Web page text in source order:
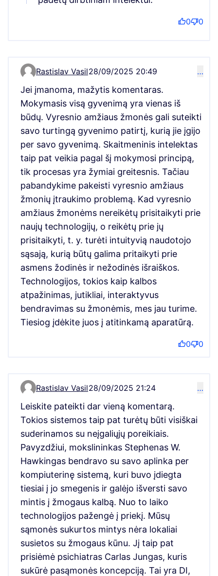
0 0
Comment 15874
Rastislav Vasil28/09/2025 20:49 …
Jei įmanoma, mažytis komentaras.
Mokymasis visą gyvenimą yra vienas iš
būdų. Vyresnio amžiaus žmonės gali suteikti
savo turtingą gyvenimo patirtį, kurią jie įgijo
per savo gyvenimą. Skaitmeninis intelektas
taip pat veikia pagal šį mokymosi principą,
tik procesas yra žymiai greitesnis. Tačiau
pabandykime pakeisti vyresnio amžiaus
žmonių įtraukimo problemą. Kad vyresnio
amžiaus žmonėms nereikėtų prisitaikyti prie
naujų technologijų, o reikėtų prie jų
prisitaikyti, t. y. turėti intuityvią naudotojo
sąsają, kurią būtų galima pritaikyti prie
asmens žodinės ir nežodinės išraiškos.
Technologijos, tokios kaip kalbos
atpažinimas, jutikliai, interaktyvus
bendravimas su žmonėmis, mes jau turime.
Tiesiog įdėkite juos į atitinkamą aparatūrą.
0 0
Comment 15907
Rastislav Vasil28/09/2025 21:24 …
Leiskite pateikti dar vieną komentarą.
Tokios sistemos taip pat turėtų būti visiškai
suderinamos su neįgaliųjų poreikiais.
Pavyzdžiui, mokslininkas Stephenas W.
Hawkingas bendravo su savo aplinka per
kompiuterinę sistemą, kuri buvo įdiegta
tiesiai į jo smegenis ir galėjo išversti savo
mintis į žmogaus kalbą. Nuo to laiko
technologijos pažengė į priekį. Mūsų
sąmonės sukurtos mintys nėra lokaliai
susietos su žmogaus kūnu. Jį taip pat
prisiėmė psichiatras Carlas Jungas, kuris
sukūrė pasąmonės koncepciją. Tai yra DI,